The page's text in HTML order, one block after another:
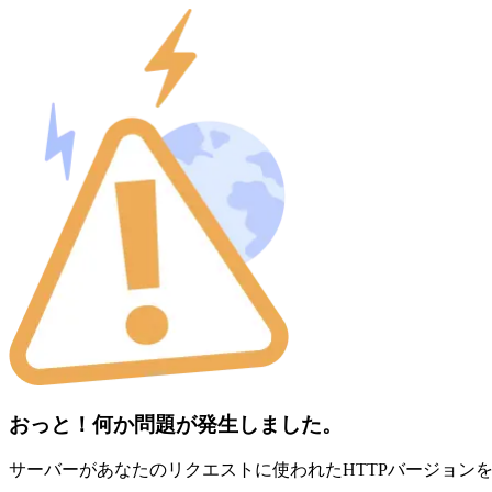
おっと！何か問題が発生しました。
サーバーがあなたのリクエストに使われたHTTPバージョン